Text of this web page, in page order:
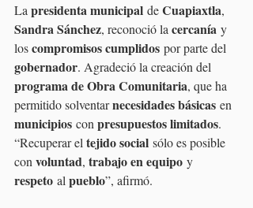
La presidenta municipal de Cuapiaxtla,
Sandra Sánchez, reconoció la cercanía y
los compromisos cumplidos por parte del
gobernador. Agradeció la creación del
programa de Obra Comunitaria, que ha
permitido solventar necesidades básicas en
municipios con presupuestos limitados.
“Recuperar el tejido social sólo es posible
con voluntad, trabajo en equipo y
respeto al pueblo”, afirmó.